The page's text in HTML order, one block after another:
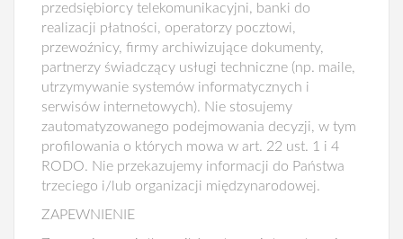
przedsiębiorcy telekomunikacyjni, banki do
realizacji płatności, operatorzy pocztowi,
przewoźnicy, firmy archiwizujące dokumenty,
partnerzy świadczący usługi techniczne (np. maile,
utrzymywanie systemów informatycznych i
serwisów internetowych). Nie stosujemy
zautomatyzowanego podejmowania decyzji, w tym
profilowania o których mowa w art. 22 ust. 1 i 4
RODO. Nie przekazujemy informacji do Państwa
trzeciego i/lub organizacji międzynarodowej.
ZAPEWNIENIE